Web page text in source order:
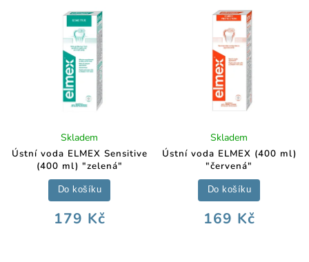
Ústní voda ELMEX Sensitive
(400 ml) "zelená"
Skladem
179 Kč
Do košíku
Ústní voda ELMEX (400 ml)
"červená"
Skladem
169 Kč
Do košíku